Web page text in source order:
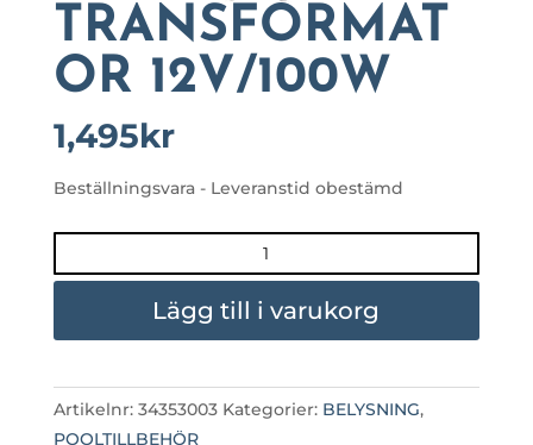
TRANSFORMAT
OR 12V/100W
1,495kr
Beställningsvara - Leveranstid obestämd
12V/100W
Lägg till i varukorg
Artikelnr: 34353003 Kategorier: BELYSNING,
POOLTILLBEHÖR